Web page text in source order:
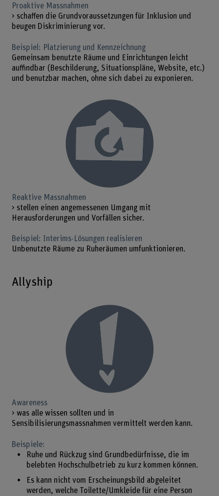
Proaktive Massnahmen
> schaffen die Grundvoraussetzungen für Inklusion und
beugen Diskriminierung vor.
Beispiel: Platzierung und Kennzeichnung
Gemeinsam benutzte Räume und Einrichtungen leicht
auffindbar (Beschilderung, Situationspläne, Website, etc.)
und benutzbar machen, ohne sich dabei zu exponieren.
Reaktive Massnahmen
> stellen einen angemessenen Umgang mit
Herausforderungen und Vorfällen sicher.
Beispiel: Interims-Lösungen realisieren
Unbenutzte Räume zu Ruheräumen umfunktionieren.
Allyship
Awareness
> was alle wissen sollten und in
Sensibilisierungsmassnahmen vermittelt werden kann.
Beispiele:
Ruhe und Rückzug sind Grundbedürfnisse, die im
belebten Hochschulbetrieb zu kurz kommen können.
Es kann nicht vom Erscheinungsbild abgeleitet
werden, welche Toilette/Umkleide für eine Person